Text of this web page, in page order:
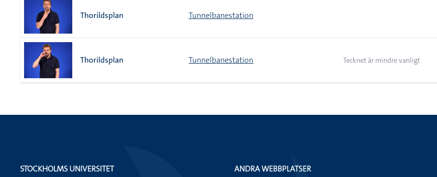
Thorildsplan Tunnelbanestation
Thorildsplan Tunnelbanestation Tecknet är mindre vanligt
STOCKHOLMS UNIVERSITET
ANDRA WEBBPLATSER